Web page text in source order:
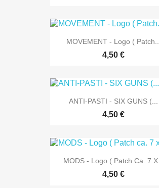
MOVEMENT - Logo ( Patch...
4,50 €
ANTI-PASTI - SIX GUNS (...
4,50 €
MODS - Logo ( Patch Ca. 7
4,50 €